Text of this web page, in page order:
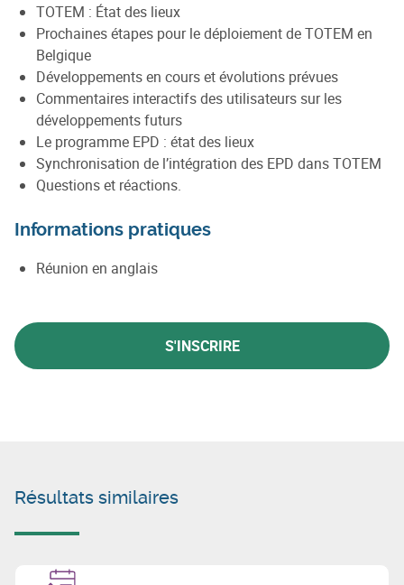
TOTEM : État des lieux
Prochaines étapes pour le déploiement de TOTEM en
Belgique
Développements en cours et évolutions prévues
Commentaires interactifs des utilisateurs sur les
développements futurs
Le programme EPD : état des lieux
Synchronisation de l’intégration des EPD dans TOTEM
Questions et réactions.
Informations pratiques
Réunion en anglais
S'INSCRIRE
Résultats similaires